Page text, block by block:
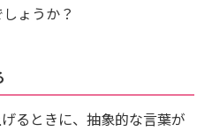
ょうか？
るときに、抽象的な言葉が